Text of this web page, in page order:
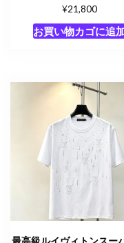
¥21,800
お買い物カゴに追